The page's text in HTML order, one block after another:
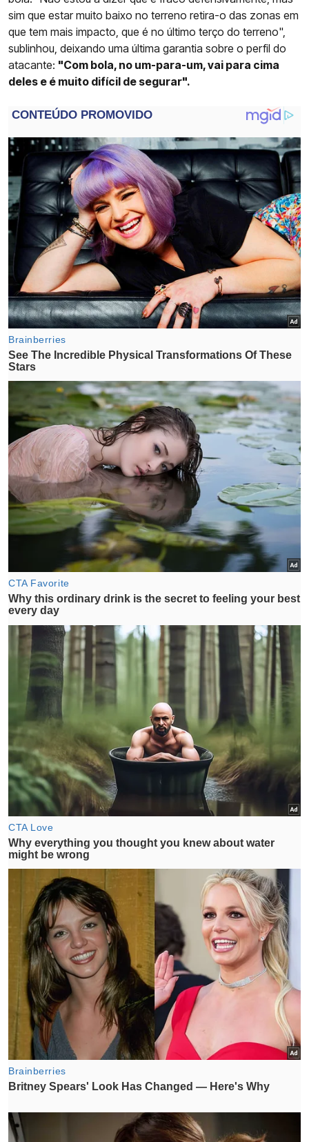
sim que estar muito baixo no terreno retira-o das zonas em
que tem mais impacto, que é no último terço do terreno",
sublinhou, deixando uma última garantia sobre o perfil do
atacante: "Com bola, no um-para-um, vai para cima
deles e é muito difícil de segurar".